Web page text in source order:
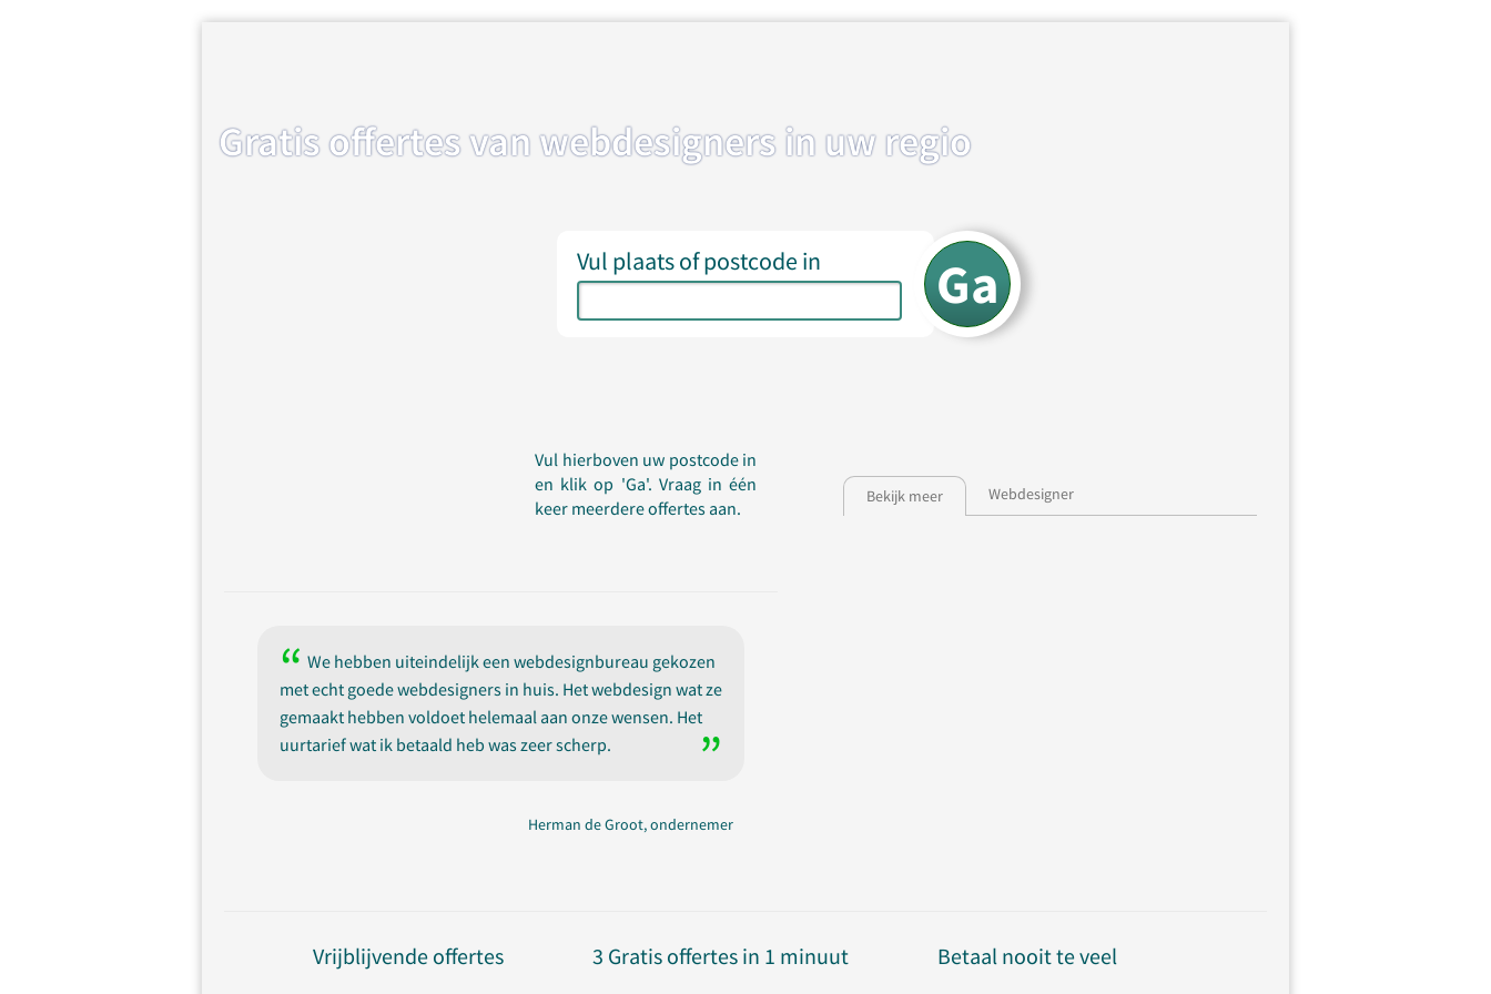
Gratis offertes van webdesigners in uw regio
Vul plaats of postcode in
Bekijk meer Webdesigner
Vul hierboven uw postcode in
en klik op 'Ga'. Vraag in één
keer meerdere offertes aan.
We hebben uiteindelijk een webdesignbureau gekozen
met echt goede webdesigners in huis. Het webdesign wat ze
gemaakt hebben voldoet helemaal aan onze wensen. Het
uurtarief wat ik betaald heb was zeer scherp.
Herman de Groot, ondernemer
Vrijblijvende offertes 3 Gratis offertes in 1 minuut Betaal nooit te veel